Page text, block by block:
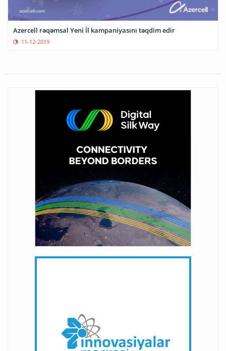
Azercell rəqəmsal Yeni İl kampaniyasını təqdim edir
11-12-2019